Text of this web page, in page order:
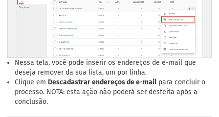
Nessa tela, você pode inserir os endereços de e-mail que
deseja remover da sua lista, um por linha.
Clique em Descadastrar endereços de e-mail para concluir o
processo. NOTA: esta ação não poderá ser desfeita após a
conclusão.